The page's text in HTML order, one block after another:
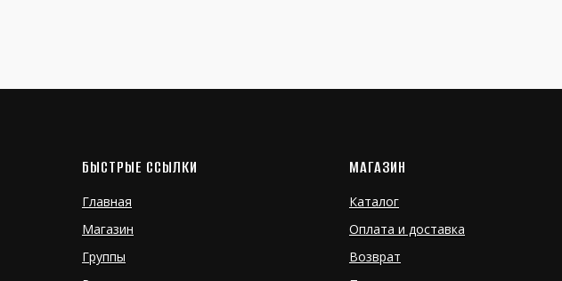
БЫСТРЫЕ ССЫЛКИ
Главная
Магазин
Группы
МАГАЗИН
Каталог
Оплата и доставка
Возврат